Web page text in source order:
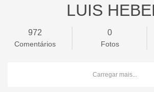
LUIS
972
Comentários
0
Fotos
Carregar mais...